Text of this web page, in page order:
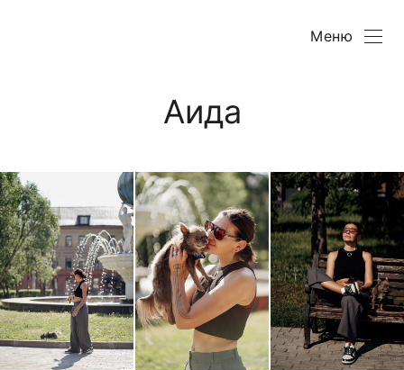
Меню
Аида